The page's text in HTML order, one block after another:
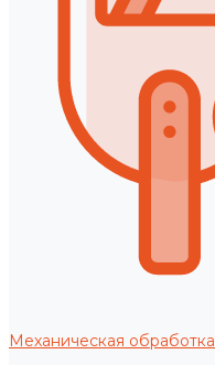
Механическая обработка